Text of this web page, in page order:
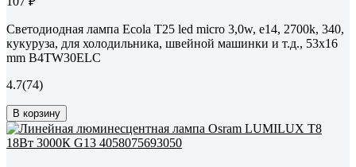
Светодиодная лампа Ecola T25 led micro 3,0w, e14, 2700k, 340,
кукуруза, для холодильника, швейной машинки и т.д., 53x16
mm B4TW30ELC
4.7(74)
В корзину